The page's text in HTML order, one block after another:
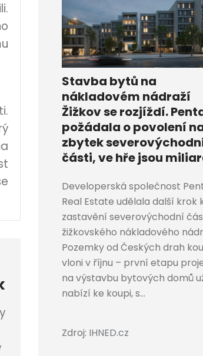
Stavba bytů na
nákladovém nádraží
Žižkov se rozjíždí.
požádala o povolení
zbytek
části, ve hře jsou
Developerská společnost
Real Estate udělala další krok
zastavění severovýchodní
žižkovského nákladového
Pozemky od Českých drah
vloni v říjnu – první etapu
na výstavbu bytových domů
nabízí ke koupi, s...
Zdroj: IHNED.cz